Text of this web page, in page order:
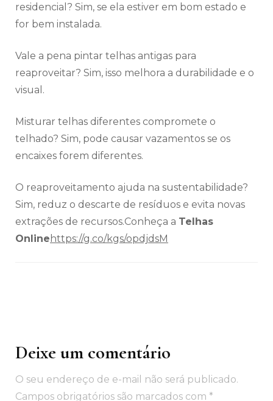
residencial? Sim, se ela estiver em bom estado e
for bem instalada.
Vale a pena pintar telhas antigas para
reaproveitar? Sim, isso melhora a durabilidade e o
visual.
Misturar telhas diferentes compromete o
telhado? Sim, pode causar vazamentos se os
encaixes forem diferentes.
O reaproveitamento ajuda na sustentabilidade?
Sim, reduz o descarte de resíduos e evita novas
extrações de recursos.Conheça a Telhas
Online https://g.co/kgs/opdjdsM
Navegação
post
Deixe um comentário
O seu endereço de e-mail não será publicado.
Campos obrigatórios são marcados com *